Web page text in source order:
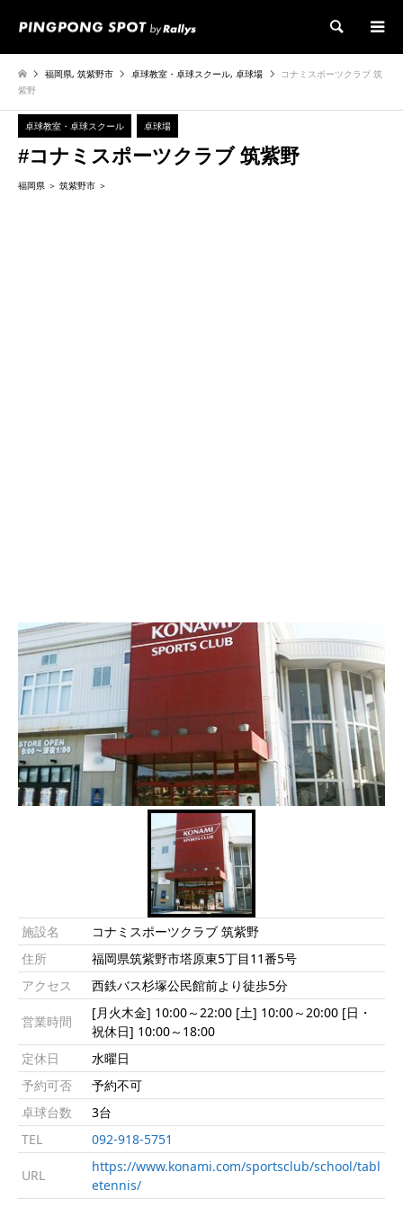
検索
福岡県,筑紫野市 卓球教室・卓球スクール,卓球場
コナミスポーツクラブ 筑
紫野
卓球教室・卓球スクール 卓球場
#コナミスポーツクラブ 筑紫野
福岡県 筑紫野市
施設名
コナミスポーツクラブ 筑紫野
住所
福岡県筑紫野市塔原東5丁目11番5号
アクセス
西鉄バス杉塚公民館前より徒歩5分
営業時間
[月火木金] 10:00～22:00 [土] 10:00～20:00 [日・
祝休日] 10:00～18:00
定休日
水曜日
予約可否
予約不可
卓球台数
3台
TEL
092-918-5751
URL
https://www.konami.com/sportsclub/school/tabl
etennis/